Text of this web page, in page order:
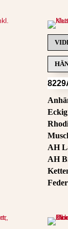
Eckig
AH
AH